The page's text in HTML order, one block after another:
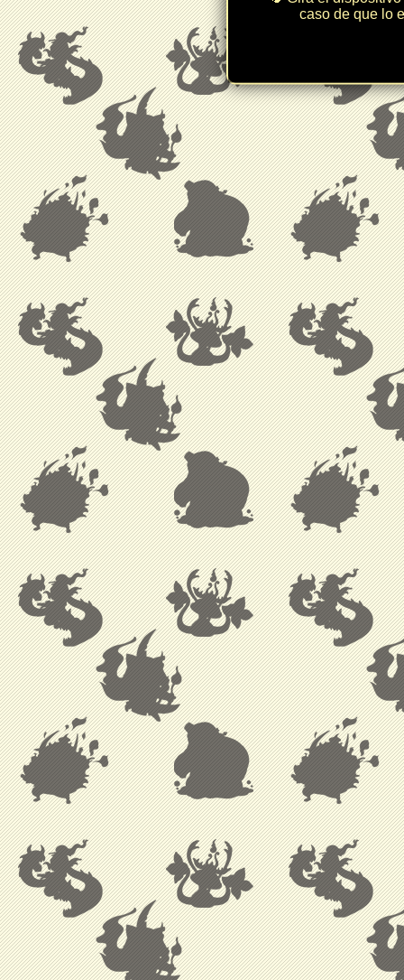
caso de que lo